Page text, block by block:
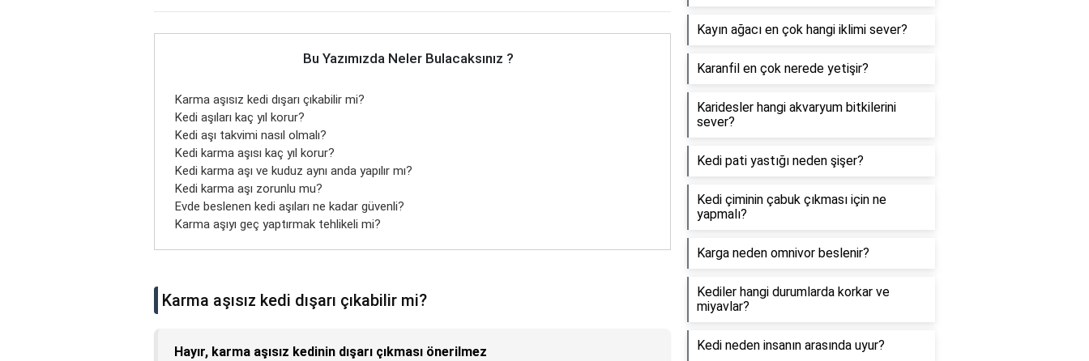
Bu Yazımızda Neler Bulacaksınız ?
Karma aşısız kedi dışarı çıkabilir mi?
Kedi aşıları kaç yıl korur?
Kedi aşı takvimi nasıl olmalı?
Kedi karma aşısı kaç yıl korur?
Kedi karma aşı ve kuduz aynı anda yapılır mı?
Kedi karma aşı zorunlu mu?
Evde beslenen kedi aşıları ne kadar güvenli?
Karma aşıyı geç yaptırmak tehlikeli mi?
Karma aşısız kedi dışarı çıkabilir mi?
Hayır, karma aşısız kedinin dışarı çıkması önerilmez
Kayın ağacı en çok hangi iklimi sever?
Karanfil en çok nerede yetişir?
Karidesler hangi akvaryum bitkilerini
sever?
Kedi pati yastığı neden şişer?
Kedi çiminin çabuk çıkması için ne
yapmalı?
Karga neden omnivor beslenir?
Kediler hangi durumlarda korkar ve
miyavlar?
Kedi neden insanın arasında uyur?